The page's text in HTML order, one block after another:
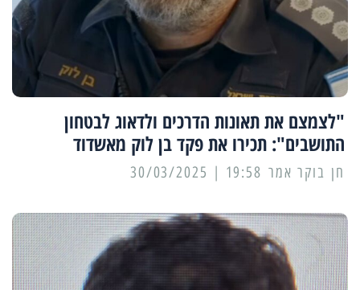
"לצמצם את תאונות הדרכים ולדאוג לבטחון
התושבים": תכירו את פקד בן לוק מאשדוד
19:58 | 30/03/2025